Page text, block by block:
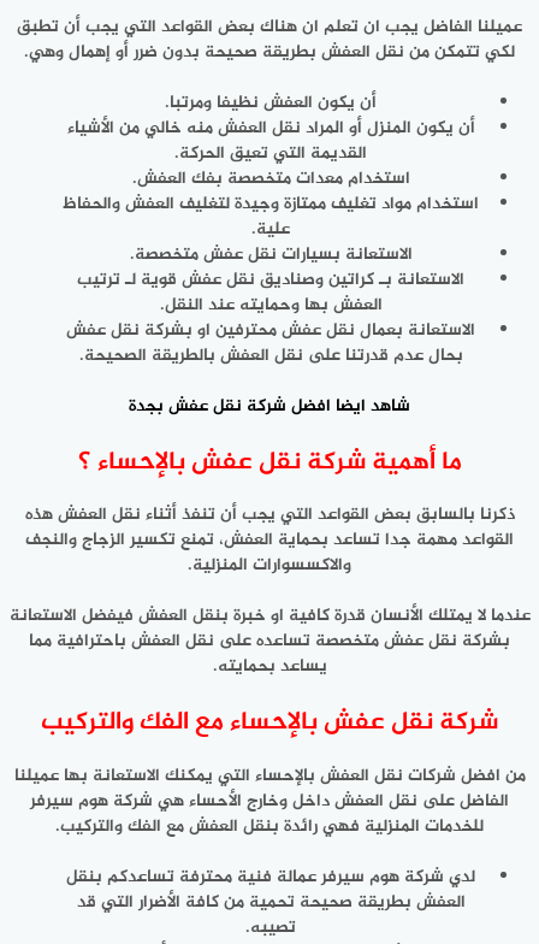
عميلنا الفاضل يجب ان تعلم ان هناك بعض القواعد التي يجب أن تطبق
لكي تتمكن من نقل العفش بطريقة صحيحة بدون ضرر أو إهمال وهي.
أن يكون العفش نظيفا ومرتبا.
أن يكون المنزل أو المراد نقل العفش منه خالي من الأشياء
القديمة التي تعيق الحركة.
استخدام معدات متخصصة بفك العفش.
استخدام مواد تغليف ممتازة وجيدة لتغليف العفش والحفاظ
علية.
الاستعانة بسيارات نقل عفش متخصصة.
الاستعانة بـ كراتين وصناديق نقل عفش قوية لـ ترتيب
العفش بها وحمايته عند النقل.
الاستعانة بعمال نقل عفش محترفين او بشركة نقل عفش
بحال عدم قدرتنا على نقل العفش بالطريقة الصحيحة.
شاهد ايضا افضل شركة نقل عفش بجدة
ما أهمية شركة نقل عفش بالإحساء ؟
ذكرنا بالسابق بعض القواعد التي يجب أن تنفذ أثناء نقل العفش هذه
القواعد مهمة جدا تساعد بحماية العفش، تمنع تكسير الزجاج والنجف
والاكسسوارات المنزلية.
عندما لا يمتلك الأنسان قدرة كافية او خبرة بنقل العفش فيفضل الاستعانة
بشركة نقل عفش متخصصة تساعده على نقل العفش باحترافية مما
يساعد بحمايته.
شركة نقل عفش بالإحساء مع الفك والتركيب
من افضل شركات نقل العفش بالإحساء التي يمكنك الاستعانة بها عميلنا
الفاضل على نقل العفش داخل وخارج الأحساء هي شركة هوم سيرفر
للخدمات المنزلية فهي رائدة بنقل العفش مع الفك والتركيب.
لدي شركة هوم سيرفر عمالة فنية محترفة تساعدكم بنقل
العفش بطريقة صحيحة تحمية من كافة الأضرار التي قد
تصيبه.